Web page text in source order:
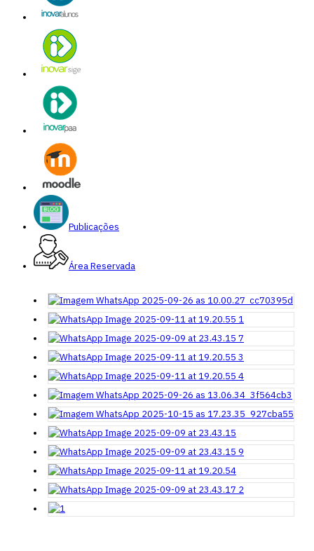
Publicações
Área Reservada